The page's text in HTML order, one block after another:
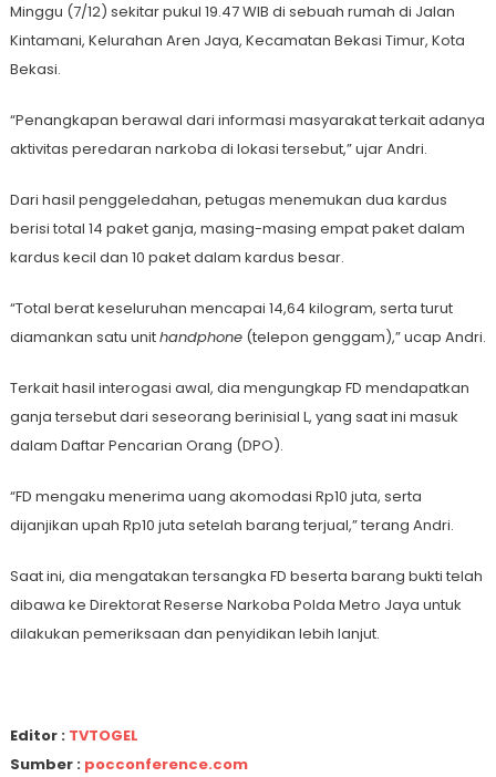
Minggu (7/12) sekitar pukul 19.47 WIB di sebuah rumah di Jalan
Kintamani, Kelurahan Aren Jaya, Kecamatan Bekasi Timur, Kota
Bekasi.
“Penangkapan berawal dari informasi masyarakat terkait adanya
aktivitas peredaran narkoba di lokasi tersebut,” ujar Andri.
Dari hasil penggeledahan, petugas menemukan dua kardus
berisi total 14 paket ganja, masing-masing empat paket dalam
kardus kecil dan 10 paket dalam kardus besar.
“Total berat keseluruhan mencapai 14,64 kilogram, serta turut
diamankan satu unithandphone(telepon genggam),” ucap Andri.
Terkait hasil interogasi awal, dia mengungkap FD mendapatkan
ganja tersebut dari seseorang berinisial L, yang saat ini masuk
dalam Daftar Pencarian Orang (DPO).
“FD mengaku menerima uang akomodasi Rp10 juta, serta
dijanjikan upah Rp10 juta setelah barang terjual,” terang Andri.
Saat ini, dia mengatakan tersangka FD beserta barang bukti telah
dibawa ke Direktorat Reserse Narkoba Polda Metro Jaya untuk
dilakukan pemeriksaan dan penyidikan lebih lanjut.
Editor : TVTOGEL
Sumber : pocconference.com